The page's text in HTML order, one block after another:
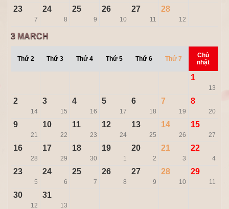
23
7
24
8
25
9
26
10
27
11
28
12
3 MARCH
Thứ 2 Thứ 3 Thứ 4 Thứ 5 Thứ 6 Thứ 7
Chủ
nhật
1
13
2
14
3
15
4
16
5
17
6
18
7
19
8
20
9
21
10
22
11
23
12
24
13
25
14
26
15
27
16
28
17
29
18
30
19
1
20
2
21
3
22
4
23
5
24
6
25
7
26
8
27
9
28
10
29
11
30
12
31
13